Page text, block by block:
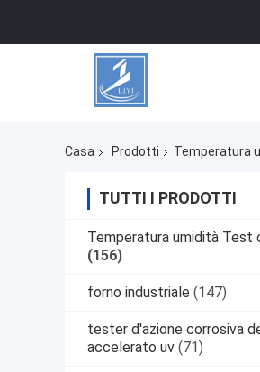
Casa Prodotti Temperatura
TUTTI I PRODOTTI
Temperatura umidità Test
(156)
forno industriale (147)
tester d'azione corrosiva
accelerato uv (71)